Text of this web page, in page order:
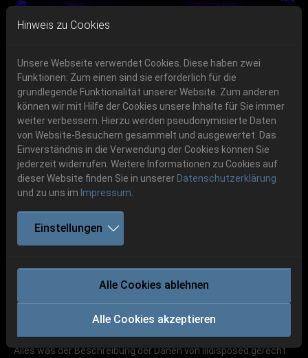
Skip to main navigation
Skip to main content
Skip to page footer
06.-08. August 2026
Schlotheim, Flugplatz Obermehler
Get your tickets!
Ticketshop www.cudgel.de
Previous Next
ILLDISPOSED
Alles was der Beschreibung der Dänen von Illdisposed gerecht
Hinweis zu Cookies
Unsere Webseite verwendet Cookies. Diese haben zwei
Funktionen: Zum einen sind sie erforderlich für die
grundlegende Funktionalität unserer Website. Zum anderen
können wir mit Hilfe der Cookies unsere Inhalte für Sie immer
weiter verbessern. Hierzu werden pseudonymisierte Daten
von Website-Besuchern gesammelt und ausgewertet. Das
Einverständnis in die Verwendung der Cookies können Sie
jederzeit widerrufen. Weitere Informationen zu Cookies auf
dieser Website finden Sie in unserer Datenschutzerklärung
und zu uns im Impressum
Einstellungen
Alle Cookies ablehnen
Alle Cookies akzeptieren